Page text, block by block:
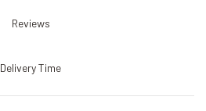
Reviews
Delivery Time